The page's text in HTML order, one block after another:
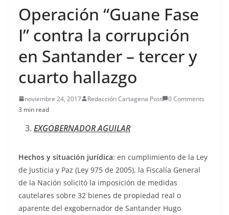
Operación “Guane Fase
I” contra la corrupción
en Santander – tercer y
cuarto hallazgo
noviembre 24, 2017 Redacción Cartagena Post
0 Comments
3 min read
EXGOBERNADOR AGUILAR
Hechos y situación jurídica: en cumplimiento de la Ley
de Justicia y Paz (Ley 975 de 2005), la Fiscalía General
de la Nación solicitó la imposición de medidas
cautelares sobre 32 bienes de propiedad real o
aparente del exgobernador de Santander Hugo